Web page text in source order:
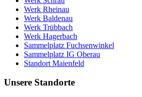
Werk Rheinau
Werk Baldenau
Werk Trübbach
Werk Hagerbach
Sammelplatz Fuchsenwinkel
Sammelplatz IG Oberau
Standort Maienfeld
Unsere Standorte